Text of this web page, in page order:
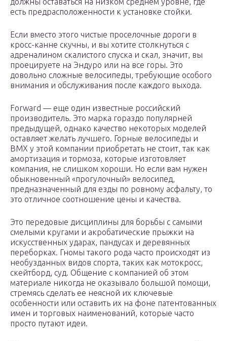
есть предрасположенности к установке стойки.
Если вместо этого чистые проселочные дороги в
кросс-канне скучны, и вы хотите столкнуться с
адреналином скалистого спуска и скал, значит, вы
проецируете на Эндуро или на все горы. Это
довольно сложные велосипеды, требующие особого
внимания и обслуживания после каждого выхода.
Forward — еще один известные российский
производитель. Это марка гораздо популярней
предыдущей, однако качество некоторых моделей
оставляет желать лучшего. Горные велосипеды и
BMX у этой компании приобретать не стоит, так как
амортизация и тормоза, которые изготовляет
компания, не слишком хороши. Но если вам нужен
обыкновенный «прогулочный» велосипед,
предназначенный для езды по ровному асфальту, то
это отличное соотношение цены и качества.
Это передовые дисциплины для борьбы с самыми
смелыми кругами и акробатические прыжки на
искусственных ударах, пандусах и деревянных
переборках. Гномы такого рода часто происходят из
необузданных видов спорта, таких как мотокросс,
скейтборд, суд. Общение с компанией об этом
материале никогда не оказывало большой помощи,
стремясь сделать ее неясной их ключевые
особенности или оставить их на фоне патентованных
имен и торговых наименований, которые часто
просто путают идеи.